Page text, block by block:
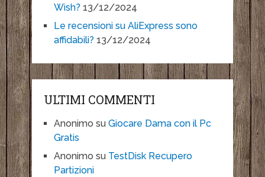
Wish? 13/12/2024
Le recensioni su AliExpress sono
affidabili? 13/12/2024
ULTIMI COMMENTI
Anonimo su Giocare Dama con il Pc
Gratis
Anonimo su TestDisk Recupero
Partizioni